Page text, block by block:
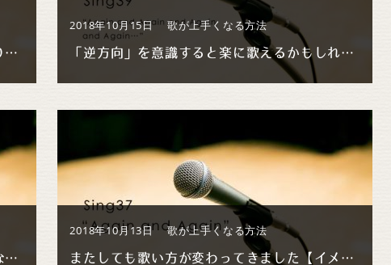
またしても声帯の感覚が消失した【謎は繰り返す】
2018年10月15日 歌が上手くなる方法
「逆方向」を意識すると楽に歌えるかもしれないよ
こうなったらもう少し歌の練習をするしかない【せめてあと一週間】
2018年10月13日 歌が上手くなる方法
またしても歌い方が変わってきました【イメージ図あり】